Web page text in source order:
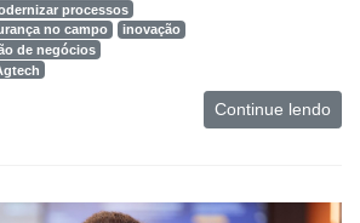
processos
no campo
inovação
de negócios
Continue lendo